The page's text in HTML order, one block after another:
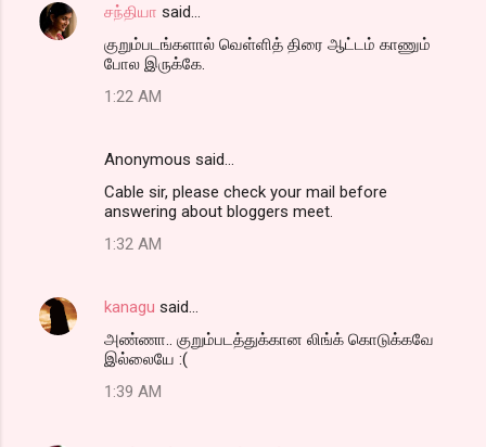
சந்தியா said…
குறும்படங்களால் வெள்ளித் திரை ஆட்டம் காணும்
போல இருக்கே.
1:22 AM
Anonymous said…
Cable sir, please check your mail before
answering about bloggers meet.
1:32 AM
kanagu said…
அண்ணா.. குறும்படத்துக்கான லிங்க் கொடுக்கவே
இல்லையே :(
1:39 AM